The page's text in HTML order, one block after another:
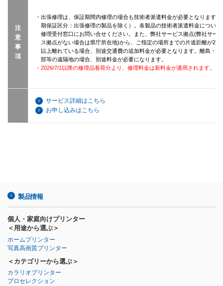
注
意
事
項
・出張修理は、保証期間内修理の場合も技術者派遣料金が必要となります（
期保証区分：出張修理の製品を除く）。各製品の技術者派遣料金について
修理受付窓口にお問い合せください。また、弊社サービス拠点(弊社サー
ス拠点がない場合は県庁所在地)から、ご指定の場所までの片道距離が
以上離れている場合、別途交通費の追加料金が必要となります。離島・山
部等の遠隔地の場合、別途料金が必要になります。
・2026/7/1以降の修理品着荷分より、修理料金は新料金が適用されます。
サービス詳細はこちら
お申し込みはこちら
製品情報
個人・家庭向けプリンター
＜用途から選ぶ＞
ホームプリンター
写真高画質プリンター
＜カテゴリーから選ぶ＞
カラリオプリンター
プロセレクション